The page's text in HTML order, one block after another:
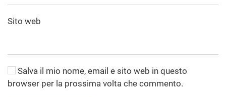
Sito web
Salva il mio nome, email e sito web in questo
browser per la prossima volta che commento.